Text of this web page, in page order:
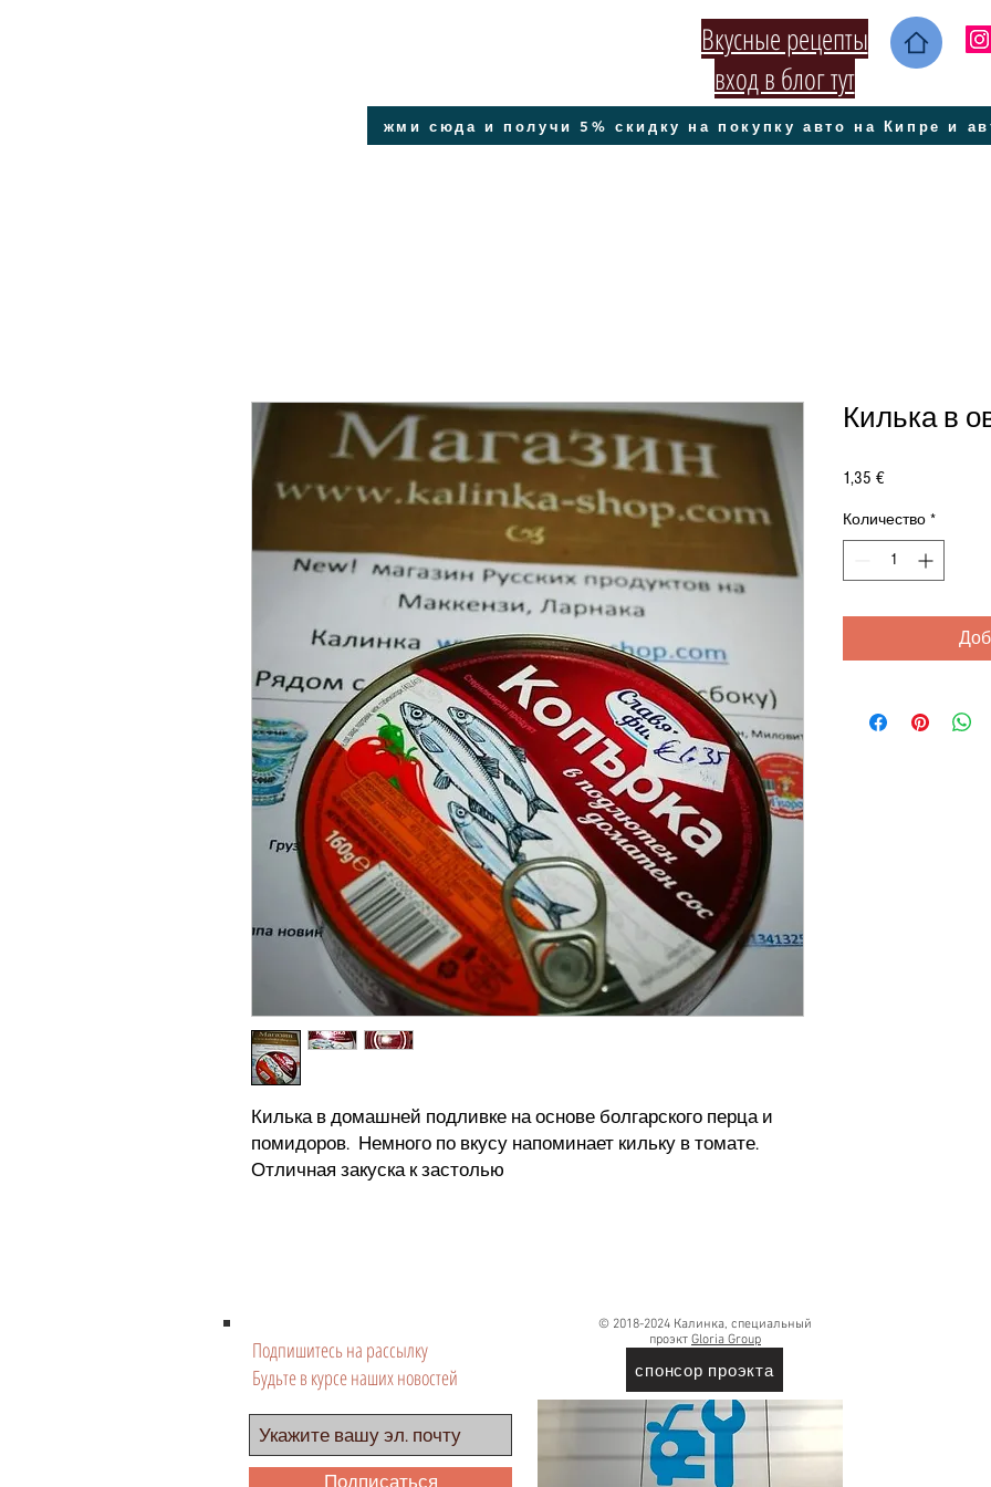
Вкусные рецепты
вход в блог тут
Килька в домашней подливке на основе болгарского перца и
помидоров. Немного по вкусу напоминает кильку в томате.
Отличная закуска к застолью
Килька в
1,35 €Цена
Количество *
жми сюда и получи 5% скидку на покупку авто на Кипре и
Подпишитесь на рассылку
Будьте в курсе наших новостей
Подписаться
© 2018-2024 Калинка, специальный
проэкт Gloria Group
спонсор проэкта